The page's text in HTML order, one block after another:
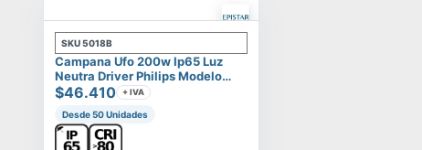
SKU5018B
Campana Ufo 200w Ip65 Luz
Neutra Driver Philips Modelo
Eltanin
$46.410 + IVA
Desde 50 Unidades